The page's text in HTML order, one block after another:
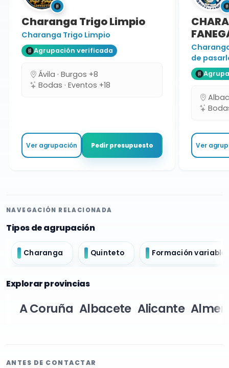
Charanga Trigo Limpio
Charanga Trigo Limpio
Agrupación verificada
Ávila · Burgos +8
Bodas · Eventos +18
Ver agrupación Pedir presupuesto
de
Bodas
Ver
NAVEGACIÓN RELACIONADA
Tipos de agrupación
Charanga Quinteto Formación variable
Explorar provincias
A Coruña Albacete Alicante
ANTES DE CONTACTAR